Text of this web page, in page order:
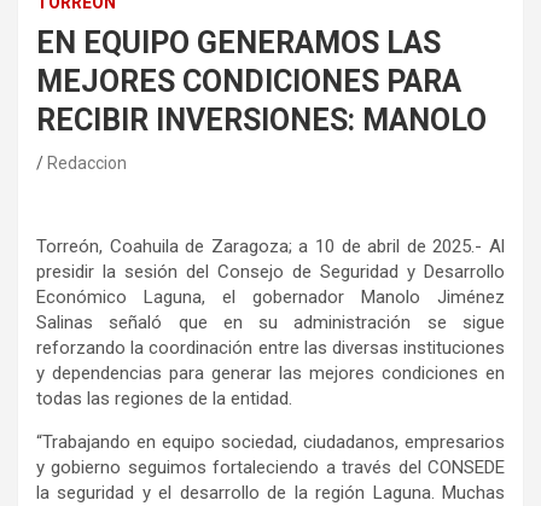
EN EQUIPO GENERAMOS LAS
MEJORES CONDICIONES PARA
RECIBIR INVERSIONES: MANOLO
Redaccion
Torreón, Coahuila de Zaragoza; a 10 de abril de 2025.- Al
presidir la sesión del Consejo de Seguridad y Desarrollo
Económico Laguna, el gobernador Manolo Jiménez
Salinas señaló que en su administración se sigue
reforzando la coordinación entre las diversas instituciones
y dependencias para generar las mejores condiciones en
todas las regiones de la entidad.
“Trabajando en equipo sociedad, ciudadanos, empresarios
y gobierno seguimos fortaleciendo a través del CONSEDE
la seguridad y el desarrollo de la región Laguna. Muchas